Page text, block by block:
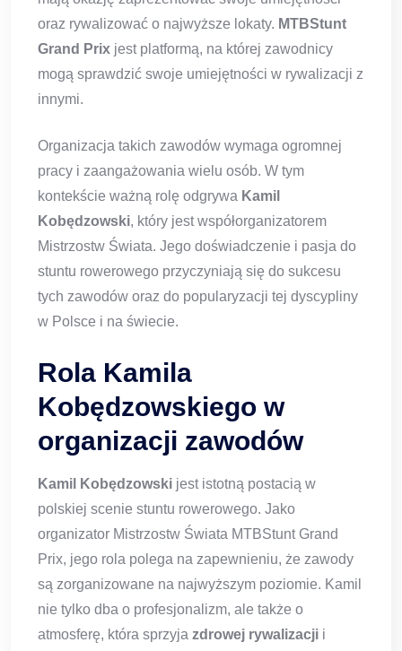
oraz rywalizować o najwyższe lokaty. MTBStunt
Grand Prix jest platformą, na której zawodnicy
mogą sprawdzić swoje umiejętności w rywalizacji z
innymi.
Organizacja takich zawodów wymaga ogromnej
pracy i zaangażowania wielu osób. W tym
kontekście ważną rolę odgrywa Kamil
Kobędzowski, który jest współorganizatorem
Mistrzostw Świata. Jego doświadczenie i pasja do
stuntu rowerowego przyczyniają się do sukcesu
tych zawodów oraz do popularyzacji tej dyscypliny
w Polsce i na świecie.
Rola Kamila
Kobędzowskiego w
organizacji zawodów
Kamil Kobędzowski jest istotną postacią w
polskiej scenie stuntu rowerowego. Jako
organizator Mistrzostw Świata MTBStunt Grand
Prix, jego rola polega na zapewnieniu, że zawody
są zorganizowane na najwyższym poziomie. Kamil
nie tylko dba o profesjonalizm, ale także o
atmosferę, która sprzyja zdrowej rywalizacji i